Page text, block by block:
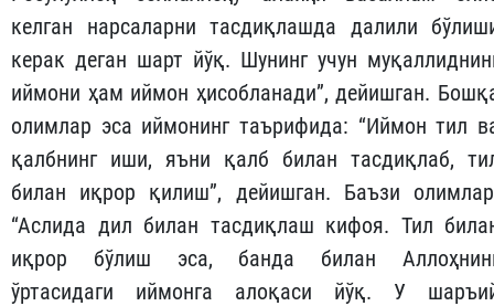
келган нарсаларни тасдиқлашда далили
керак деган шарт йўқ. Шунинг учун
иймони ҳам иймон ҳисобланади”, дейишган.
олимлар эса иймонинг таърифида: “Иймон тил
қалбнинг иши, яъни қалб билан тасдиқлаб,
билан иқрор қилиш”, дейишган. Баъзи
“Аслида дил билан тасдиқлаш кифоя. Тил
иқрор бўлиш эса, банда билан
ўртасидаги иймонга алоқаси йўқ. У